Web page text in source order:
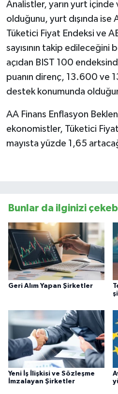
Analistler, yarın yurt içinde
olduğunu, yurt dışında
Tüketici Fiyat Endeksi ve
sayısının takip edileceğini
açıdan BIST 100
puanın direnç, 13.600 ve
destek konumunda
AA Finans Enflasyon
ekonomistler, Tüketici
mayısta yüzde 1,65
Bunlar da ilginizi
Geri Alım Yapan Şirketler
Yeni İş İlişkisi ve Sözleşme
İmzalayan Şirketler